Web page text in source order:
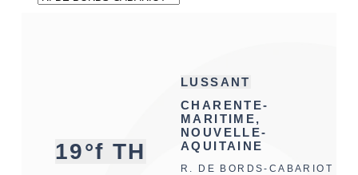
19°f TH
LUSSANT
CHARENTE-
MARITIME,
NOUVELLE-
AQUITAINE
R. DE BORDS-CABARIOT